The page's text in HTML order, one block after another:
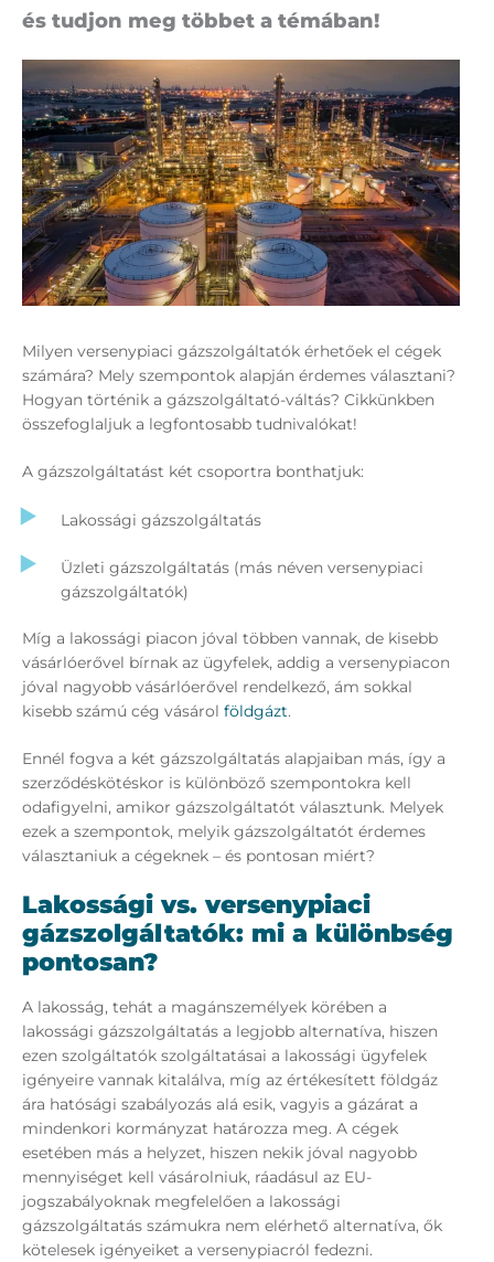
és tud­jon meg töb­bet a té­má­ban!
Milyen versenypiaci gázszolgáltatók érhetőek el cégek
számára? Mely szempontok alapján érdemes választani?
Hogyan történik a gázszolgáltató-váltás? Cikkünkben
összefoglaljuk a legfontosabb tudnivalókat!
A gázszolgáltatást két csoportra bonthatjuk:
Lakossági gázszolgáltatás
Üzleti gázszolgáltatás (más néven versenypiaci
gázszolgáltatók)
Míg a lakossági piacon jóval többen vannak, de kisebb
vásárlóerővel bírnak az ügyfelek, addig a versenypiacon
jóval nagyobb vásárlóerővel rendelkező, ám sokkal
kisebb számú cég vásárol földgázt.
Ennél fogva a két gázszolgáltatás alapjaiban más, így a
szerződéskötéskor is különböző szempontokra kell
odafigyelni, amikor gázszolgáltatót választunk. Melyek
ezek a szempontok, melyik gázszolgáltatót érdemes
választaniuk a cégeknek – és pontosan miért?
Lakossági vs. versenypiaci
gázszolgáltatók: mi a különbség
pontosan?
A lakosság, tehát a magánszemélyek körében a
lakossági gázszolgáltatás a legjobb alternatíva, hiszen
ezen szolgáltatók szolgáltatásai a lakossági ügyfelek
igényeire vannak kitalálva, míg az értékesített földgáz
ára hatósági szabályozás alá esik, vagyis a gázárat a
mindenkori kormányzat határozza meg. A cégek
esetében más a helyzet, hiszen nekik jóval nagyobb
mennyiséget kell vásárolniuk, ráadásul az EU-
jogszabályoknak megfelelően a lakossági
gázszolgáltatás számukra nem elérhető alternatíva, ők
kötelesek igényeiket a versenypiacról fedezni.